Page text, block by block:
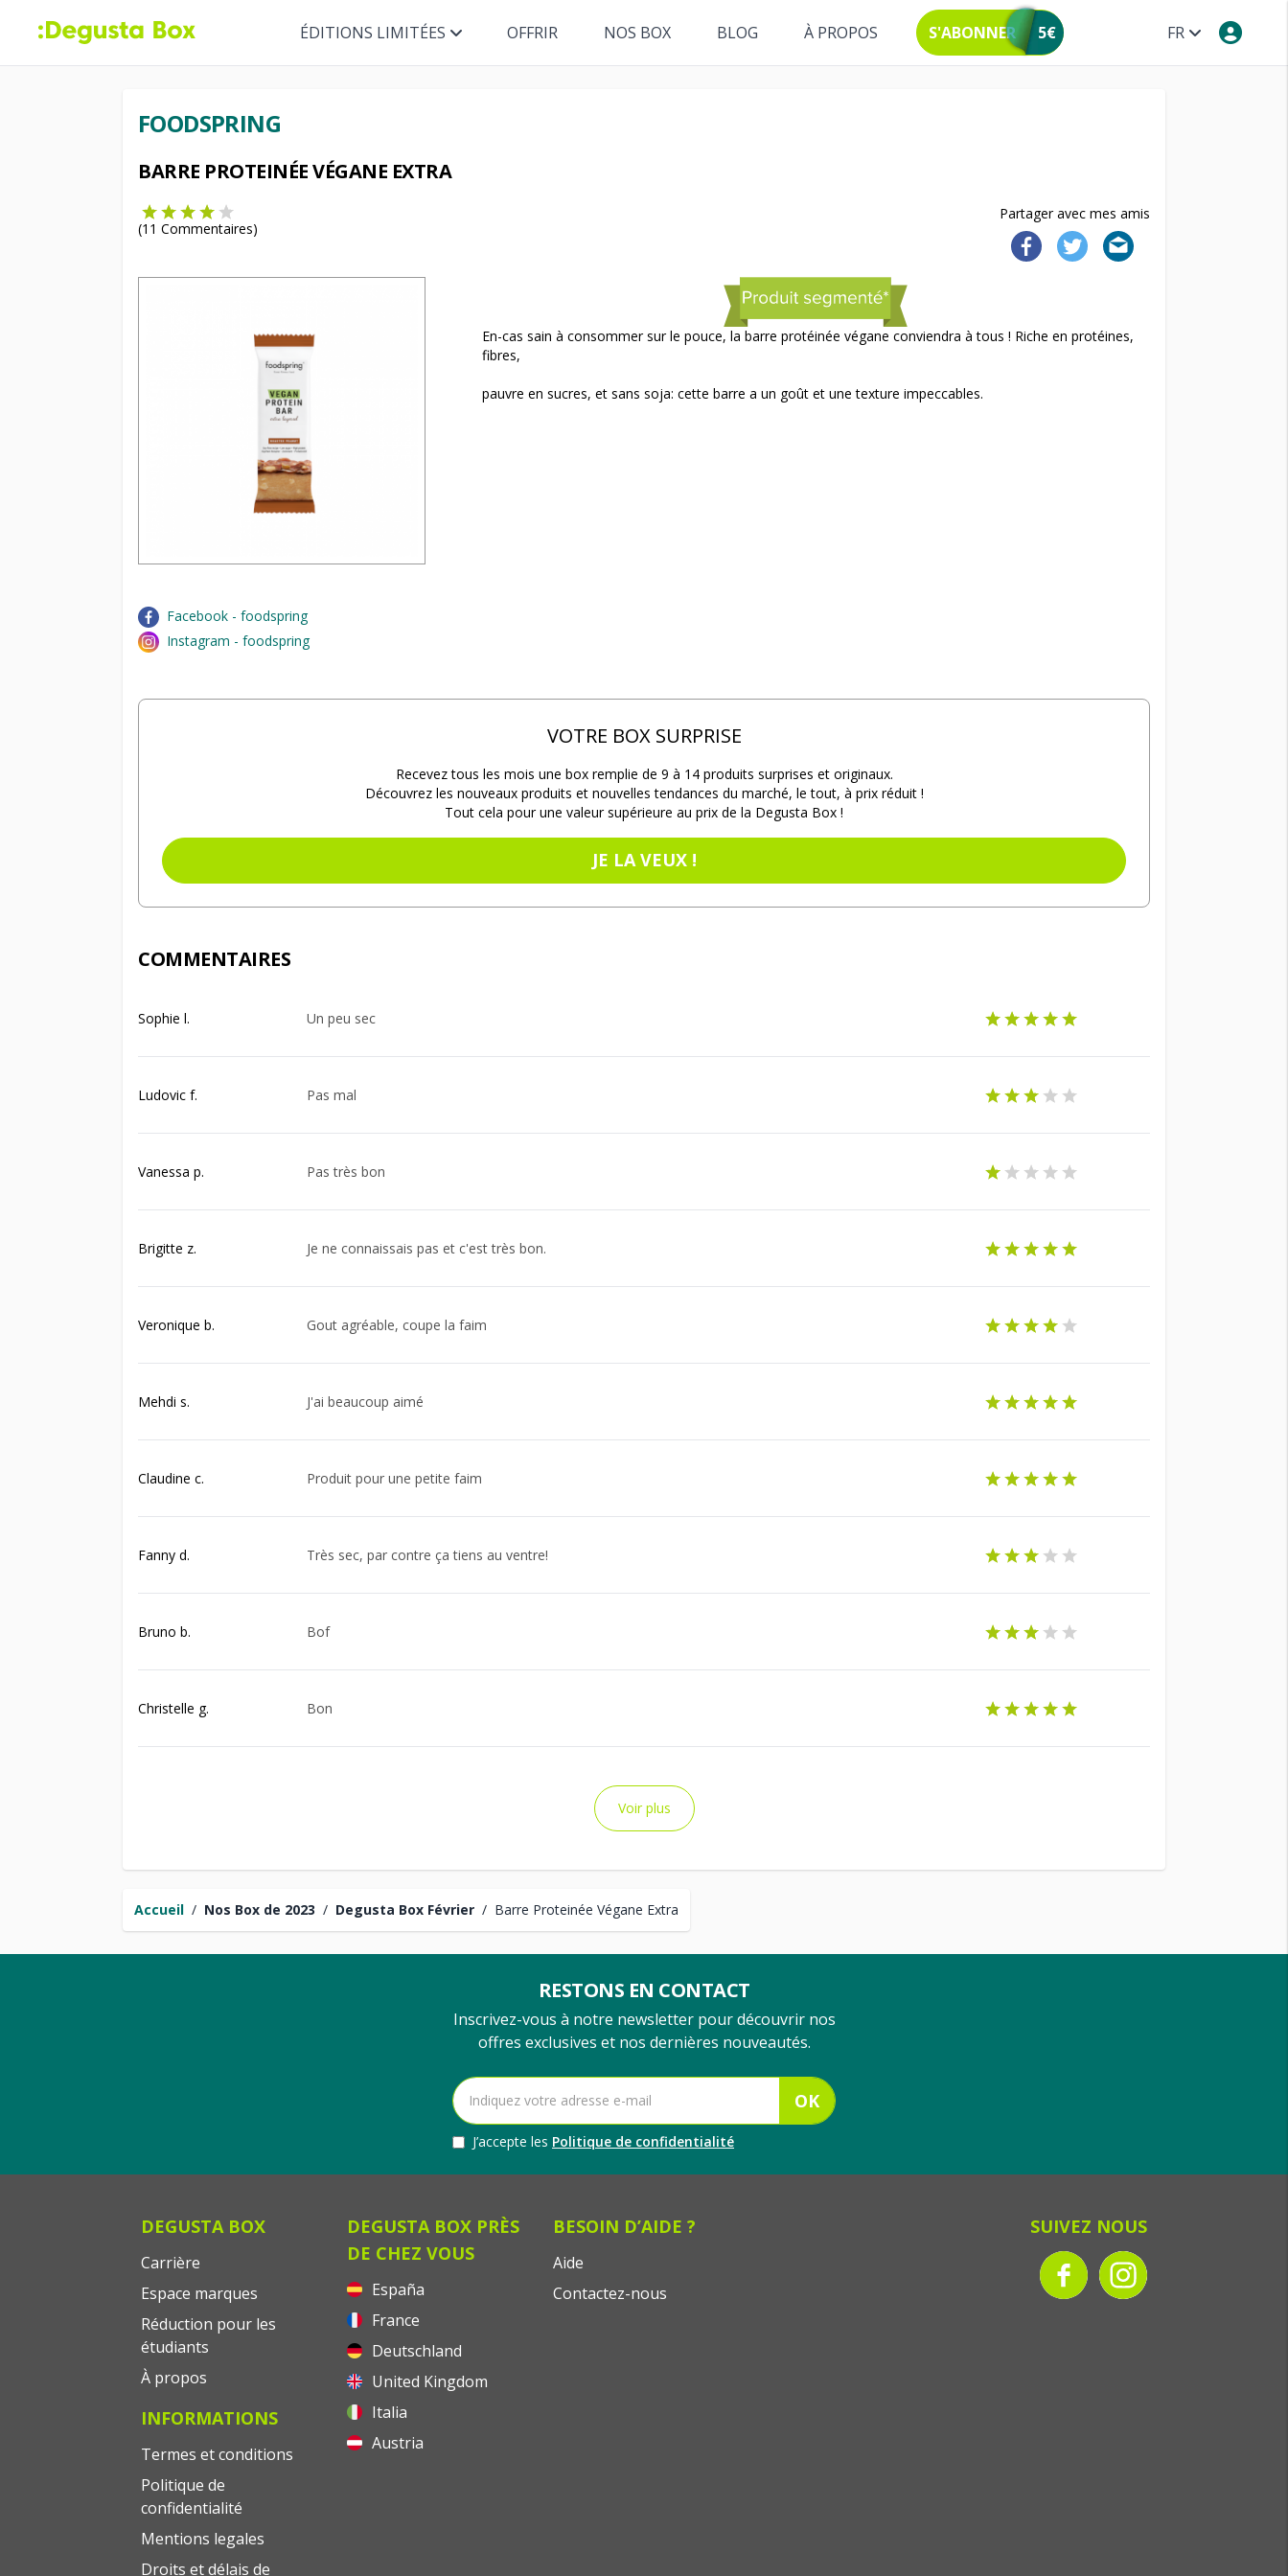
FR
ÉDITIONS LIMITÉES OFFRIR NOS BOX BLOG À PROPOS S'ABONNER 5€
Accueil / Nos Box de 2023 / Degusta Box Février / Barre Proteinée Végane Extra
FOODSPRING
BARRE PROTEINÉE VÉGANE EXTRA
Partager avec mes amis
(11 Commentaires)
En-cas sain à consommer sur le pouce, la barre protéinée végane conviendra à tous ! Riche en protéines,
fibres,
pauvre en sucres, et sans soja: cette barre a un goût et une texture impeccables.
Facebook - foodspring
Instagram - foodspring
VOTRE BOX SURPRISE
Recevez tous les mois une box remplie de 9 à 14 produits surprises et originaux.
Découvrez les nouveaux produits et nouvelles tendances du marché, le tout, à prix réduit !
Tout cela pour une valeur supérieure au prix de la Degusta Box !
JE LA VEUX !
COMMENTAIRES
Sophie l. Un peu sec
Ludovic f. Pas mal
Vanessa p. Pas très bon
Brigitte z. Je ne connaissais pas et c'est très bon.
Veronique b. Gout agréable, coupe la faim
Mehdi s. J'ai beaucoup aimé
Claudine c. Produit pour une petite faim
Fanny d. Très sec, par contre ça tiens au ventre!
Bruno b. Bof
Christelle g. Bon
Voir plus
RESTONS EN CONTACT
Inscrivez-vous à notre newsletter pour découvrir nos
offres exclusives et nos dernières nouveautés.
OK
J’accepte les Politique de confidentialité
DEGUSTA BOX
Carrière
Espace marques
Réduction pour les
étudiants
À propos
INFORMATIONS
Termes et conditions
Politique de
confidentialité
Mentions legales
Droits et délais de
DEGUSTA BOX PRÈS
DE CHEZ VOUS
España
France
Deutschland
United Kingdom
Italia
Austria
BESOIN D’AIDE ?
Aide
Contactez-nous
SUIVEZ NOUS